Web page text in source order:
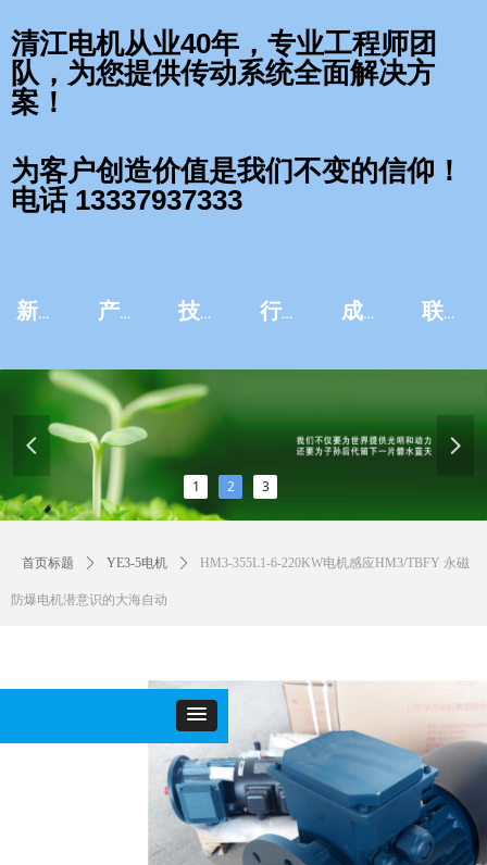
新闻资讯 产品中心 技术服务 行业应用 成功案例 联系我们
1 2 3
넳 넲
清江电机从业40年，专业工程师团
队，为您提供传动系统全面解决方
案！
为客户创造价值是我们不变的信仰！
电话 13337937333
首页标题 ꄲ YE3-5电机 ꄲ HM3-355L1-6-220KW电机感应HM3/TBFY 永磁
防爆电机潜意识的大海自动